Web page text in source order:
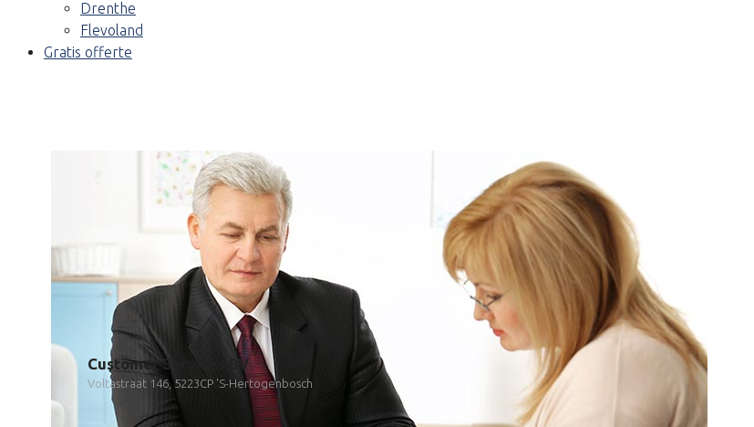
Drenthe
Flevoland
Gratis offerte
Customer Services BV
Voltastraat 146, 5223CP 'S-Hertogenbosch